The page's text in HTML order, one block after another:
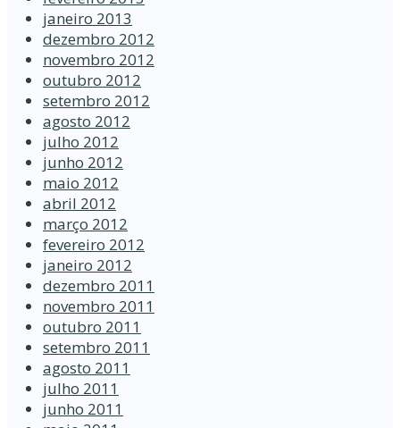
janeiro 2013
dezembro 2012
novembro 2012
outubro 2012
setembro 2012
agosto 2012
julho 2012
junho 2012
maio 2012
abril 2012
março 2012
fevereiro 2012
janeiro 2012
dezembro 2011
novembro 2011
outubro 2011
setembro 2011
agosto 2011
julho 2011
junho 2011